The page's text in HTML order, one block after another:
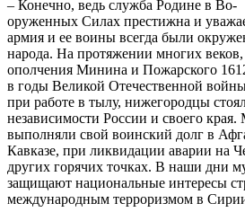
– Конечно, ведь служба Родине в Во-
оруженных Силах престижна и
армия и ее воины всегда были
народа. На протяжении многих
ополчения Минина и Пожарского
в годы Великой Отечественной
при работе в тылу, нижегородцы
независимости России и своего
выполняли свой воинский долг в
Кавказе, при ликвидации аварии на
других горячих точках. В наши дни
защищают национальные интересы
международным терроризмом в